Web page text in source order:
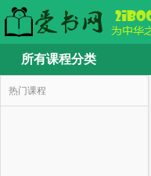
所有课程分类
热门课程